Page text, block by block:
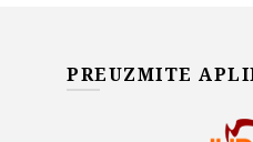
PREUZMITE